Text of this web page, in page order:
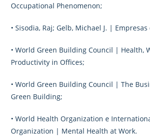
Occupational Phenomenon;
• Sisodia, Raj; Gelb, Michael J. |
• World Green Building Council | Health,
Productivity in Offices;
• World Green Building Council | The
Green Building;
• World Health Organization e
Organization | Mental Health at Work.